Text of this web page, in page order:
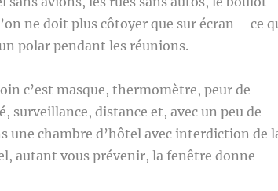
ne doit plus côtoyer que sur écran – ce
polar pendant les réunions.
c’est masque, thermomètre, peur de
surveillance, distance et, avec un peu de
une chambre d’hôtel avec interdiction de
autant vous prévenir, la fenêtre donne